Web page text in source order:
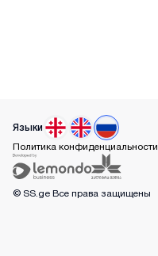
Языки
Политика конфиденциальности
© SS.ge Все права защищены